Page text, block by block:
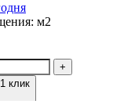
м2
клик